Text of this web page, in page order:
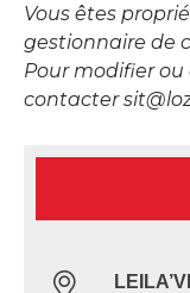
Vous êtes
gestionnaire de
Pour modifier
contacter